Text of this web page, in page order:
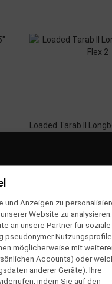
Loaded Tarab II
HOTLINE
2554710
Anzeigen zu
Website zu analysieren.
an unsere Partner für soziale
pseudonymer Nutzungsprofile.
möglicherweise mit
Accounts) oder
anderer Geräte). Ihre
indem Sie auf den